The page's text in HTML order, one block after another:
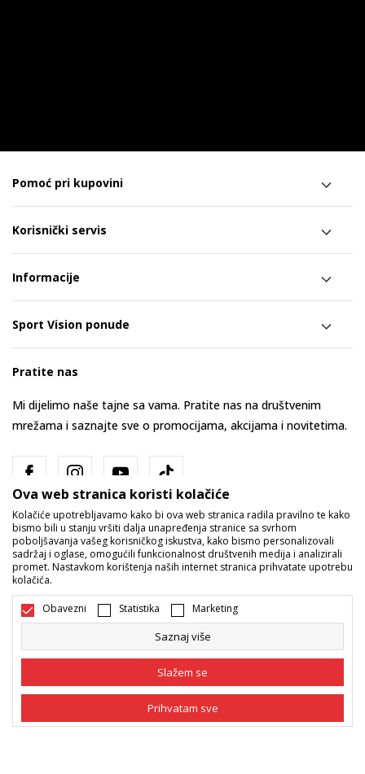
Pomoć pri kupovini
Korisnički servis
Informacije
Sport Vision ponude
Pratite nas
Mi dijelimo naše tajne sa vama. Pratite nas na društvenim
mrežama i saznajte sve o promocijama, akcijama i novitetima.
Bosna i Hercegovina Promijenite
Nastojimo da budemo što precizniji u opisu proizvoda, prikazu slika i
samih cijena, ali ne možemo garantovati da su sve informacije kompletne
i bez grešaka. Svi artikli prikazani na sajtu su dio naše ponude i ne
Ova web stranica koristi kolačiće
Kolačiće upotrebljavamo kako bi ova web stranica radila pravilno te kako
bismo bili u stanju vršiti dalja unapređenja stranice sa svrhom
poboljšavanja vašeg korisničkog iskustva, kako bismo personalizovali
sadržaj i oglase, omogućili funkcionalnost društvenih medija i analizirali
promet. Nastavkom korištenja naših internet stranica prihvatate upotrebu
kolačića.
Obavezni Statistika Marketing
Saznaj više
Slažem se
Prihvatam sve